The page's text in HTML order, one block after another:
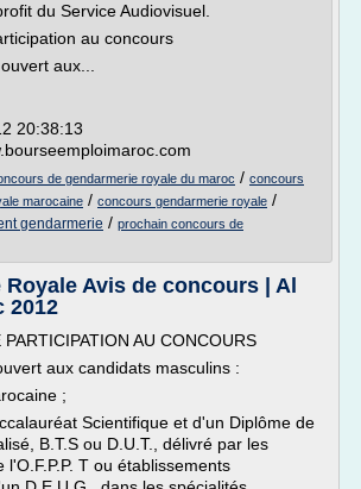
du Service Audiovisuel.
au concours
aux...
20:38:13
de gendarmerie royale du maroc / concours
marocaine / concours gendarmerie royale /
gendarmerie / prochain concours de
Avis de concours | Al
2012
AU CONCOURS
aux candidats masculins :
;
Scientifique et d'un Diplôme de
B.T.S ou D.U.T., délivré par les
l'O.F.P.P. T ou établissements